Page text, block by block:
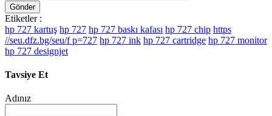
Gönder
Etiketler :
hp 727 kartuş hp 727 hp 727 baskı kafası hp 727 chip https
//seu.dfz.bg/seu/f p=727 hp 727 ink hp 727 cartridge hp 727 monitor
hp 727 designjet
Tavsiye Et
Adınız